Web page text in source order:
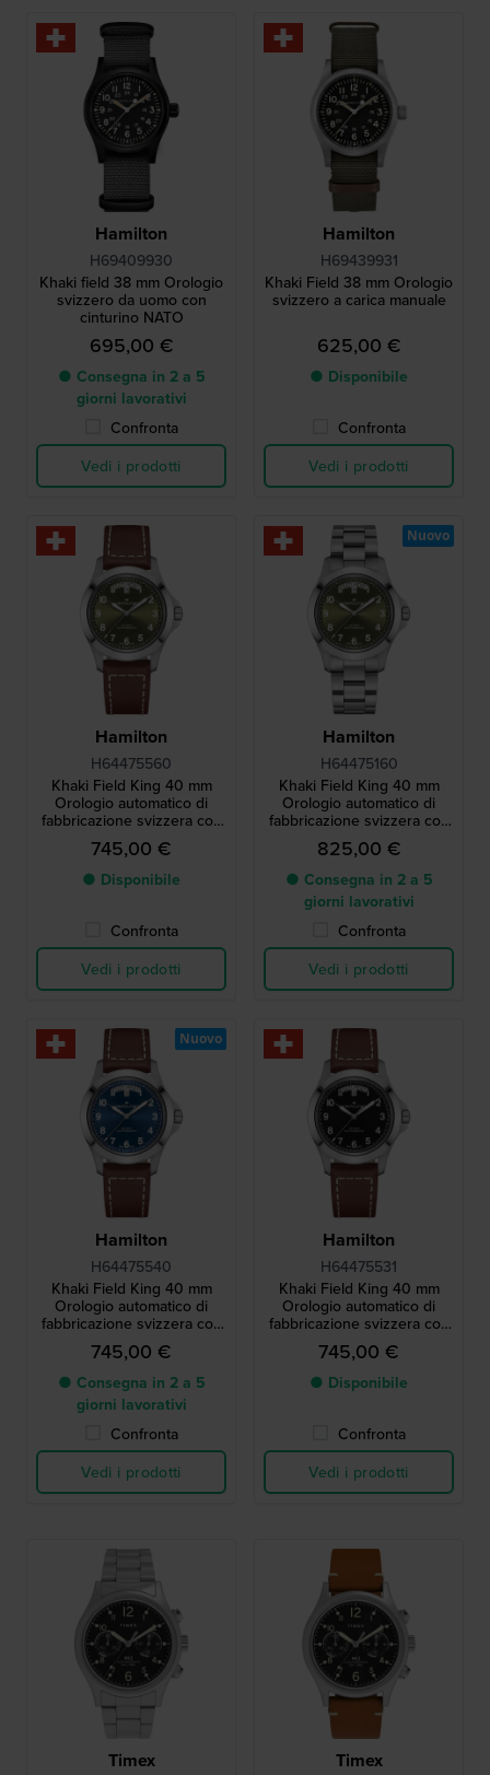
Hamilton
H69409930
Khaki field 38 mm Orologio
svizzero da uomo con
cinturino NATO
695,00 €
● Consegna in 2 a 5
giorni lavorativi
Confronta
Vedi i prodotti
Hamilton
H69439931
Khaki Field 38 mm Orologio
svizzero a carica manuale
625,00 €
● Disponibile
Confronta
Vedi i prodotti
Hamilton
H64475560
Khaki Field King 40 mm
Orologio automatico di
fabbricazione svizzera con
grande datario
745,00 €
● Disponibile
Confronta
Vedi i prodotti
Hamilton
H64475160
Khaki Field King 40 mm
Orologio automatico di
fabbricazione svizzera con
grande datario
825,00 €
● Consegna in 2 a 5
giorni lavorativi
Confronta
Vedi i prodotti
Nuovo
Hamilton
H64475540
Khaki Field King 40 mm
Orologio automatico di
fabbricazione svizzera con
grande datario
745,00 €
● Consegna in 2 a 5
giorni lavorativi
Confronta
Vedi i prodotti
Nuovo
Hamilton
H64475531
Khaki Field King 40 mm
Orologio automatico di
fabbricazione svizzera con
grande datario
745,00 €
● Disponibile
Confronta
Vedi i prodotti
Timex Timex